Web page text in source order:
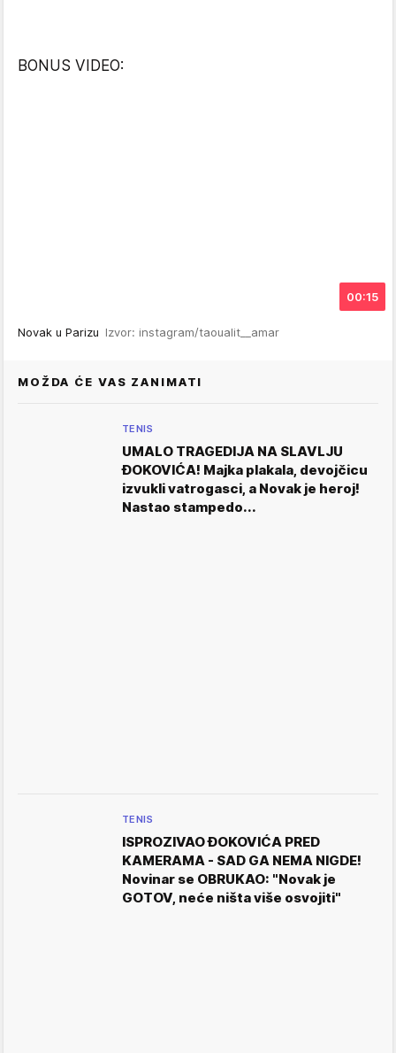
BONUS VIDEO:
00:15
Novak u Parizu Izvor: instagram/taoualit__amar
MOŽDA ĆE VAS ZANIMATI
TENIS
UMALO TRAGEDIJA NA SLAVLJU
ĐOKOVIĆA! Majka plakala, devojčicu
izvukli vatrogasci, a Novak je heroj!
Nastao stampedo...
TENIS
ISPROZIVAO ĐOKOVIĆA PRED
KAMERAMA - SAD GA NEMA NIGDE!
Novinar se OBRUKAO: "Novak je
GOTOV, neće ništa više osvojiti"